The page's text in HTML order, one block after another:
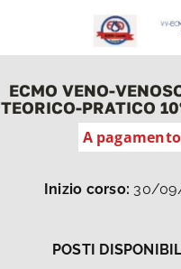
ECMO VENO-
TEORICO-PRATICO
A pagamento
Inizio corso: 30/
POSTI